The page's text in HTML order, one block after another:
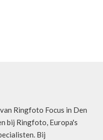
Ringfoto Focus in Den
bij Ringfoto, Europa's
Bij